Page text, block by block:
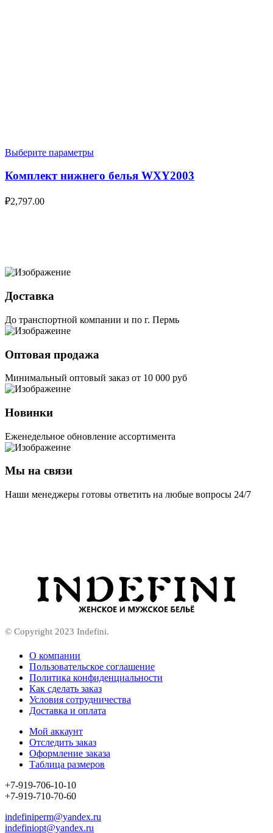
Выберите параметры
Комплект нижнего белья WXY2003
₽2,797.00
Доставка
До транспортной компании и по г. Пермь
Оптовая продажа
Минимальный оптовый заказ от 10 000 руб
Новинки
Еженедельное обновление ассортимента
Мы на связи
Наши менеджеры готовы ответить на любые вопросы 24/7
© Copyright 2023 Indefini.
О компании
Пользовательское соглашение
Политика конфиденциальности
Как сделать заказ
Условия сотрудничества
Доставка и оплата
Мой аккаунт
Отследить заказ
Оформление заказа
Таблица размеров
+7-919-706-10-10
+7-919-710-70-60
indefiniperm@yandex.ru
indefiniopt@yandex.ru